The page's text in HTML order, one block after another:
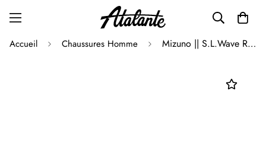
Accueil Chaussures Homme Mizuno || S.L.Wave Rider B - Opal Grey - M'